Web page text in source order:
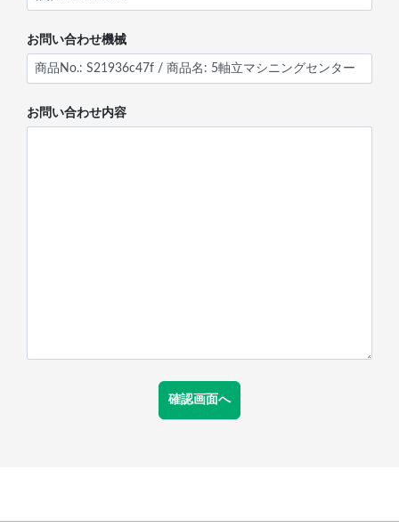
お問い合わせ機械
お問い合わせ内容